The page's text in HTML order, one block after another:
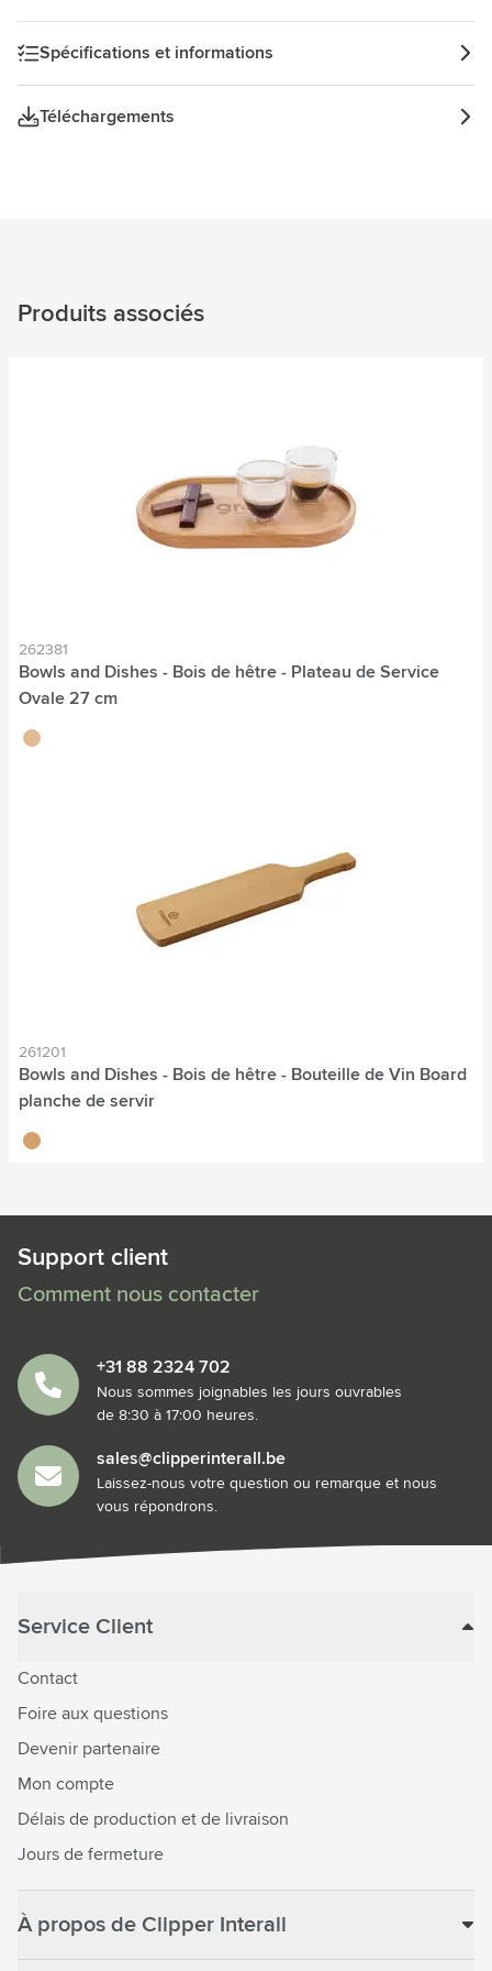
changements de température. Fabriqué en Europe.
Spécifications et informations
Téléchargements
Produits associés
262381
Bowls and Dishes - Bois de hêtre - Plateau de Service
Ovale 27 cm
brun
261201
Bowls and Dishes - Bois de hêtre - Bouteille de Vin Board
planche de servir
brun bois
Support client
Comment nous contacter
+31 88 2324 702
Nous sommes joignables les jours ouvrables
de 8:30 à 17:00 heures.
sales@clipperinterall.be
Laissez-nous votre question ou remarque et nous
vous répondrons.
Service Client
Contact
Foire aux questions
Devenir partenaire
Mon compte
Délais de production et de livraison
Jours de fermeture
À propos de Clipper Interall